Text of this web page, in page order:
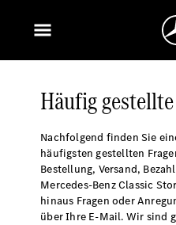
Häufig
Nachfolgend finden Sie
häufigsten gestellten
Bestellung, Versand,
Mercedes-Benz Classic
hinaus Fragen oder
über Ihre E-Mail. Wir sind